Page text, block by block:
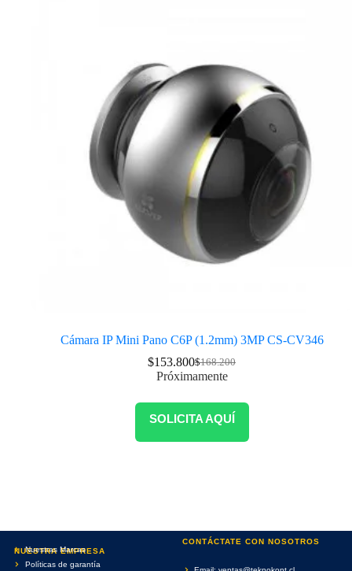
Cámara IP Mini Pano C6P (1.2mm) 3MP CS-CV346
$168.200
$153.800
Próximamente
SOLICITA AQUÍ
NUESTRA EMPRESA
Nuestras Marcas
Políticas de garantía
CONTÁCTATE CON NOSOTROS